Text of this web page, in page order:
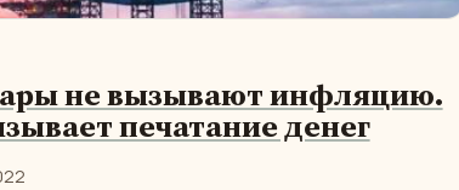
не вызывают инфляцию.
печатание денег